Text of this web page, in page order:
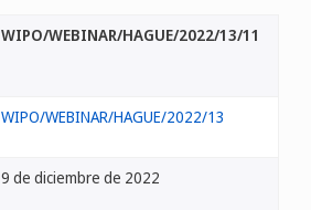
WIPO/WEBINAR/HAGUE/2022/13/11
WIPO/WEBINAR/HAGUE/2022/13
9 de diciembre de 2022